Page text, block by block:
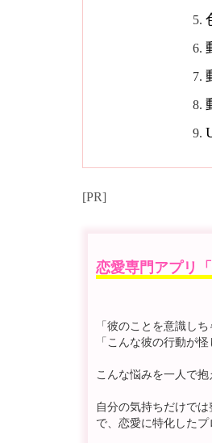
[PR]
恋愛専門アプリ「
「彼のことを意識し
「こんな彼の行動が
こんな悩みを一人で
自分の気持ちだけで
で、恋愛に特化したプ